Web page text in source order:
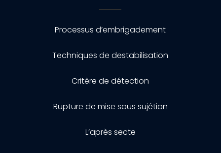
Processus d’embrigadement
Techniques de destabilisation
Critère de détection
Rupture de mise sous sujétion
L’après secte